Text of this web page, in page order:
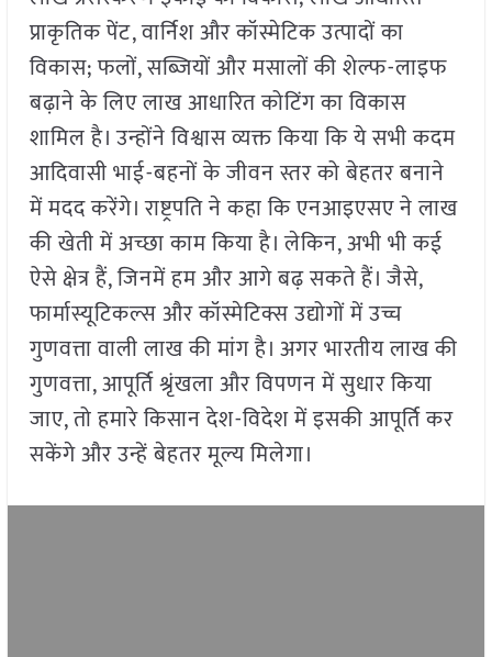
प्राकृतिक पेंट, वार्निश और कॉस्मेटिक उत्पादों का
विकास; फलों, सब्जियों और मसालों की शेल्फ-लाइफ
बढ़ाने के लिए लाख आधारित कोटिंग का विकास
शामिल है। उन्होंने विश्वास व्यक्त किया कि ये सभी कदम
आदिवासी भाई-बहनों के जीवन स्तर को बेहतर बनाने
में मदद करेंगे। राष्ट्रपति ने कहा कि एनआइएसए ने लाख
की खेती में अच्छा काम किया है। लेकिन, अभी भी कई
ऐसे क्षेत्र हैं, जिनमें हम और आगे बढ़ सकते हैं। जैसे,
फार्मास्यूटिकल्स और कॉस्मेटिक्स उद्योगों में उच्च
गुणवत्ता वाली लाख की मांग है। अगर भारतीय लाख की
गुणवत्ता, आपूर्ति श्रृंखला और विपणन में सुधार किया
जाए, तो हमारे किसान देश-विदेश में इसकी आपूर्ति कर
सकेंगे और उन्हें बेहतर मूल्य मिलेगा।